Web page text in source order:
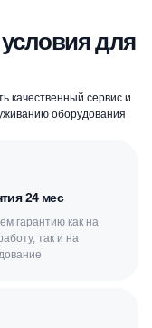
для
качественный сервис и
оборудования
24 мес
гарантию как на
так и на